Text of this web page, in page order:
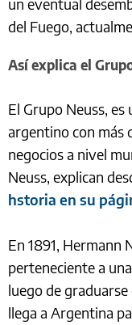
un eventual
del Fuego,
Así explica el
El Grupo Neuss,
argentino con más
negocios a nivel
Neuss, explican
hstoria en su
En 1891, Hermann
perteneciente a
luego de
llega a Argentina